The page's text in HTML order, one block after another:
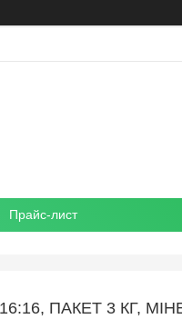
Прайс-лист
ПАКЕТ 3 КГ,